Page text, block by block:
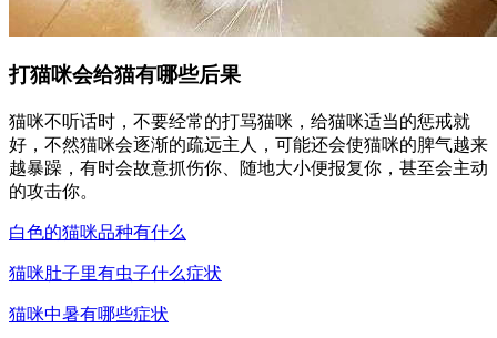
打猫咪会给猫有哪些后果
猫咪不听话时，不要经常的打骂猫咪，给猫咪适当的惩戒就
好，不然猫咪会逐渐的疏远主人，可能还会使猫咪的脾气越来
越暴躁，有时会故意抓伤你、随地大小便报复你，甚至会主动
的攻击你。
白色的猫咪品种有什么
猫咪肚子里有虫子什么症状
猫咪中暑有哪些症状